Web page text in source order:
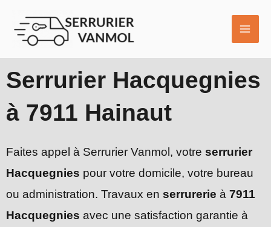
contenu
Serrurier Hacquegnies
à 7911 Hainaut
Faites appel à Serrurier Vanmol, votre serrurier
Hacquegnies pour votre domicile, votre bureau
ou administration. Travaux en serrurerie à 7911
Hacquegnies avec une satisfaction garantie à